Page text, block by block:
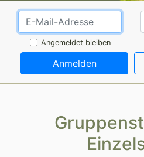
Angemeldet bleiben
Anmelden